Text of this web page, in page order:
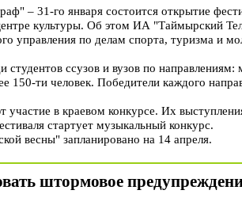
– 31-го января состоится открытие
культуры. Об этом ИА "Таймырский
управления по делам спорта, туризма и
студентов ссузов и вузов по
150-ти человек. Победители каждого
в краевом конкурсе. Их
стартует музыкальный конкурс.
весны" запланировано на 14 апреля.
штормовое